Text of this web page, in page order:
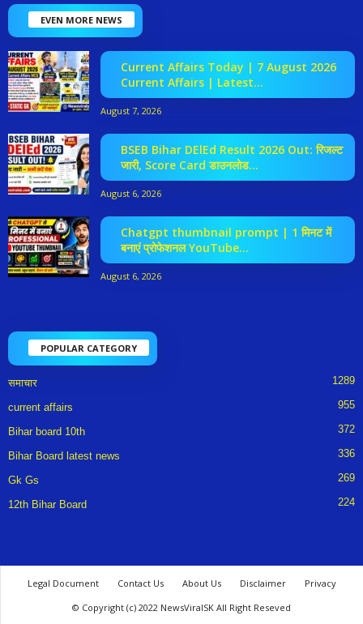
EVEN MORE NEWS
Current Affairs Today | 7 August 2026
Current Affairs | Latest...
August 7, 2026
BSEB Bihar DElEd Result 2026 Out: रिजल्ट
जारी, Score Card डाउनलोड...
August 6, 2026
Chatgpt thumbnail prompt | 1 मिनट में
बनाएं प्रोफेशनल YouTube...
August 6, 2026
POPULAR CATEGORY
समाचार 1289
current affairs 955
Bihar board 10th 372
Bihar Board latest news 336
Gk Gs 269
12th Bihar Board 224
Legal Document Contact Us About Us Disclaimer
Privacy
© Copyright (c) 2022 NewsViralSK All Right Reseved